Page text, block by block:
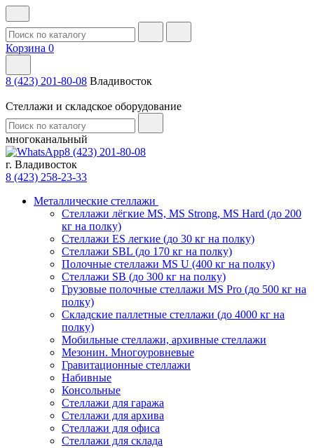
Корзина 0
8 (423) 201-80-08 Владивосток
Стеллажи и складское оборудование
многоканальный
8 (423) 201-80-08
г. Владивосток
8 (423) 258-23-33
Металлические стеллажи
Стеллажи лёгкие MS, MS Strong, MS Hard (до 200
кг на полку)
Стеллажи ES легкие (до 30 кг на полку)
Стеллажи SBL (до 170 кг на полку)
Полочные стеллажи MS U (400 кг на полку)
Стеллажи SB (до 300 кг на полку)
Грузовые полочные стеллажи MS Pro (до 500 кг на
полку)
Складские паллетные стеллажи (до 4000 кг на
полку)
Мобильные стеллажи, архивные стеллажи
Мезонин. Многоуровневые
Гравитационные стеллажи
Набивные
Консольные
Стеллажи для гаража
Стеллажи для архива
Стеллажи для офиса
Стеллажи для склада